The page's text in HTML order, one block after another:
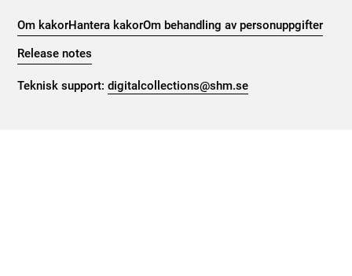
Om kakorHantera kakorOm behandling av personuppgifter
Release notes
Teknisk support:digitalcollections@shm.se